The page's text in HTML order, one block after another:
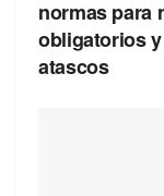
normas para
obligatorios
atascos